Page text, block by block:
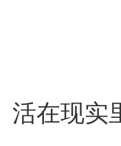
活在现实